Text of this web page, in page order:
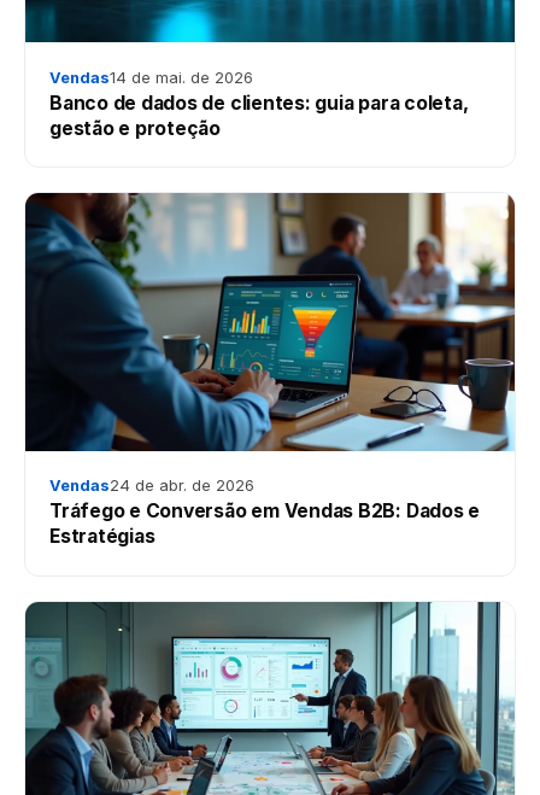
Vendas14 de mai. de 2026
Banco de dados de clientes: guia para coleta,
gestão e proteção
Vendas24 de abr. de 2026
Tráfego e Conversão em Vendas B2B: Dados e
Estratégias